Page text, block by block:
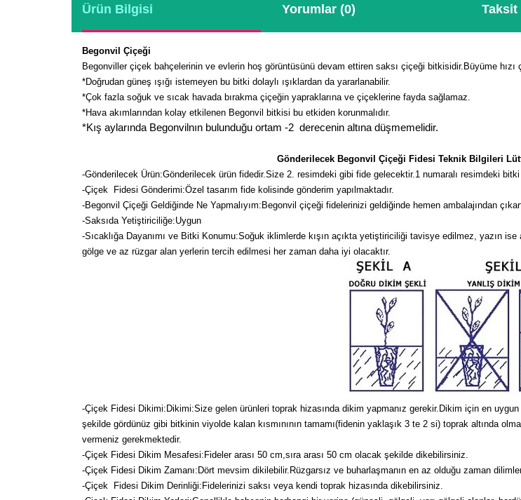
Ürün Bilgisi Yorumlar (0) Taksit
Begonvil Çiçeği
Begonviller çiçek bahçelerinin ve evlerin hoş görüntüsünü devam ettiren saksı çiçeği bitkisidir.Büyüme
*Doğrudan güneş ışığı istemeyen bu bitki dolaylı ışıklardan da yararlanabilir.
*Çok fazla soğuk ve sıcak havada bırakma çiçeğin yapraklarına ve çiçeklerine fayda sağlamaz.
*Hava akımlarından kolay etkilenen Begonvil bitkisi bu etkiden korunmalıdır.
*Kış aylarında Begonvilnın bulunduğu ortam -2 derecenin altına düşmemelidir.
Gönderilecek Begonvil Çiçeği Fidesi Teknik Bilgileri
-Gönderilecek Ürün:Gönderilecek ürün fidedir.Size 2. resimdeki gibi fide gelecektir.1 numaralı resimdeki
-Çiçek Fidesi Gönderimi:Özel tasarım fide kolisinde gönderim yapılmaktadır.
-Begonvil Çiçeği Geldiğinde Ne Yapmalıyım:Begonvil çiçeği fidelerinizi geldiğinde hemen ambalajından
-Saksıda Yetiştiriciliğe:Uygun
-Sıcaklığa Dayanımı ve Bitki Konumu:Soğuk iklimlerde kışın açıkta yetiştiriciliği tavisye edilmez, yazın
gölge ve az rüzgar alan yerlerin tercih edilmesi her zaman daha iyi olacaktır.
-Çiçek Fidesi Dikimi: Dikimi:Size gelen ürünleri toprak hizasında dikim yapmanız gerekir.Dikim için en
şekilde gördünüz gibi bitkinin viyolde kalan kısmınının tamamı(fidenin yaklaşık 3 te 2 si) toprak altında
vermeniz gerekmektedir.
-Çiçek Fidesi Dikim Mesafesi:Fideler arası 50 cm,sıra arası 50 cm olacak şekilde dikebilirsiniz.
-Çiçek Fidesi Dikim Zamanı:Dört mevsim dikilebilir.Rüzgarsız ve buharlaşmanın en az olduğu zaman
-Çiçek Fidesi Dikim Derinliği:Fidelerinizi saksı veya kendi toprak hizasında dikebilirsiniz.